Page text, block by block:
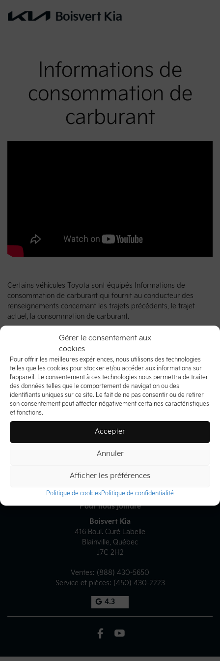
Gérer le consentement aux
cookies
Pour offrir les meilleures expériences, nous utilisons des technologies
telles que les cookies pour stocker et/ou accéder aux informations sur
l'appareil. Le consentement à ces technologies nous permettra de traiter
des données telles que le comportement de navigation ou des
identifiants uniques sur ce site. Le fait de ne pas consentir ou de retirer
son consentement peut affecter négativement certaines caractéristiques
et fonctions.
Accepter
Annuler
Afficher les préférences
Politique de cookiesPolitique de confidentialité
Informations de
consommation de
carburant
Certains véhicules Toyota sont équipés Informations de
consommation de carburant qui fournit au conducteur des
renseignements concernant les trajets précédents, le trajet
actuel, la consommation de carburant.
Pour nous joindre
Boisvert Kia
416 Boul. Curé Labelle
Blainville, Québec
J7C 2H2
Ventes: (888) 430-5650
Service et pièces: (450) 430-2223
4.3
Véhicules neufs